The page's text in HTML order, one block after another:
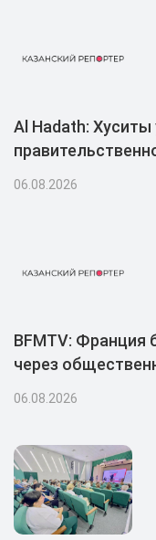
Al Hadath:
06.08.2026
BFMTV: Франция
через
06.08.2026